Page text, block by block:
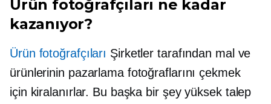
Ürün fotoğrafçıları ne kadar
kazanıyor?
Ürün fotoğrafçıları Şirketler tarafından mal ve
ürünlerinin pazarlama fotoğraflarını çekmek
için kiralanırlar. Bu başka bir şeyyüksek talep